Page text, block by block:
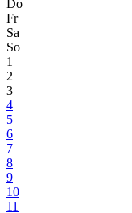
Do
Fr
Sa
So
1
2
3
4
5
6
7
8
9
10
11